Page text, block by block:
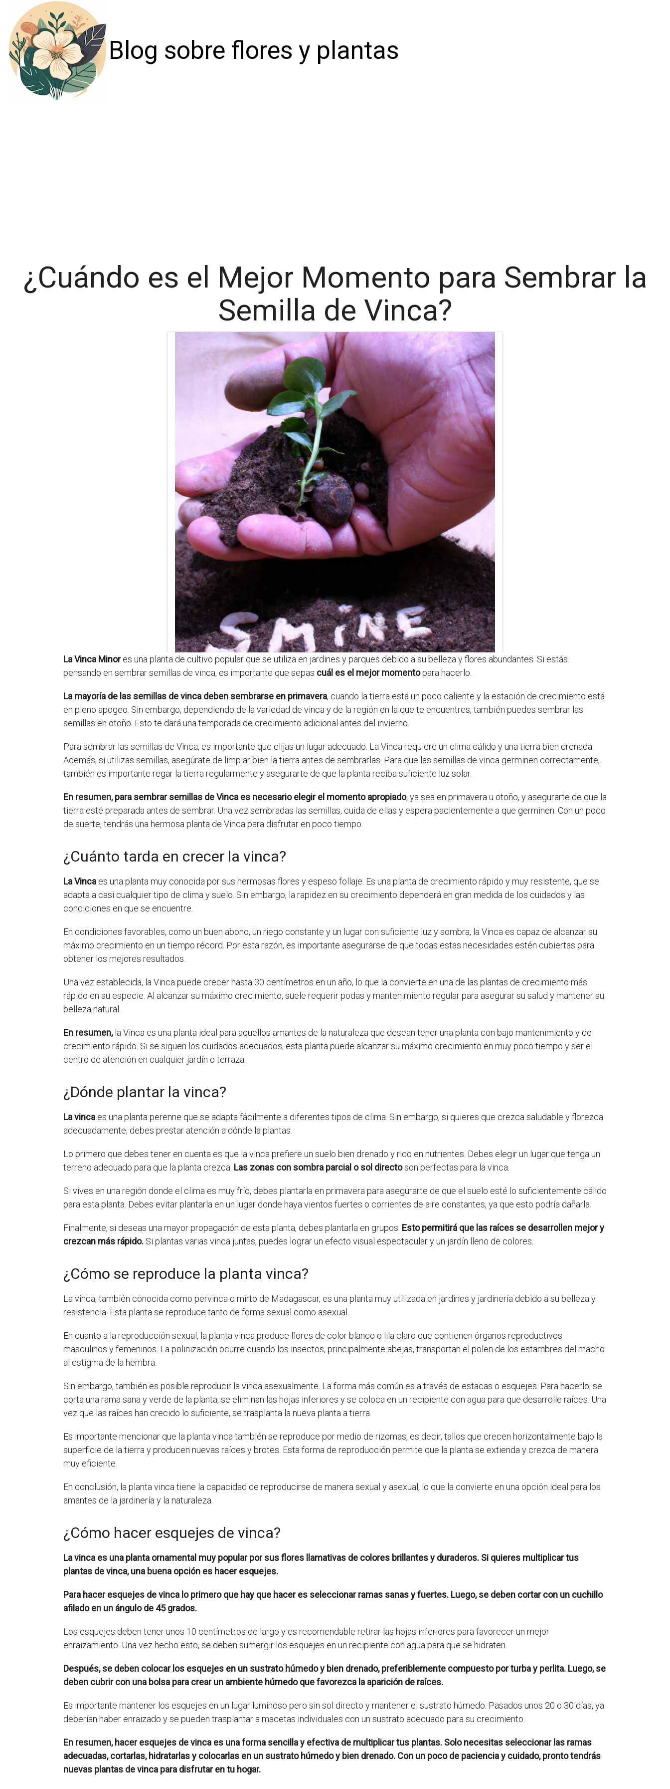
Blog sobre flores y plantas
¿Cuándo es el Mejor Momento para Sembrar la
Semilla de Vinca?
La Vinca Minores una planta de cultivo popular que se utiliza en jardines y parques debido a su belleza y flores abundantes. Si estás
pensando en sembrar semillas de vinca, es importante que sepas cuál es el mejor momentopara hacerlo.
La mayoría de las semillas de vinca deben sembrarse en primavera, cuando la tierra está un poco caliente y la estación de crecimiento está
en pleno apogeo. Sin embargo, dependiendo de la variedad de vinca y de la región en la que te encuentres, también puedes sembrar las
semillas en otoño. Esto te dará una temporada de crecimiento adicional antes del invierno.
Para sembrar las semillas de Vinca, es importante que elijas un lugar adecuado. La Vinca requiere un clima cálido y una tierra bien drenada.
Además, si utilizas semillas, asegúrate de limpiar bien la tierra antes de sembrarlas. Para que las semillas de vinca germinen correctamente,
también es importante regar la tierra regularmente y asegurarte de que la planta reciba suficiente luz solar.
En resumen, para sembrar semillas de Vinca es necesario elegir el momento apropiado, ya sea en primavera u otoño, y asegurarte de que la
tierra esté preparada antes de sembrar. Una vez sembradas las semillas, cuida de ellas y espera pacientemente a que germinen. Con un poco
de suerte, tendrás una hermosa planta de Vinca para disfrutar en poco tiempo.
¿Cuánto tarda en crecer la vinca?
La Vinca es una planta muy conocida por sus hermosas flores y espeso follaje. Es una planta de crecimiento rápido y muy resistente, que se
adapta a casi cualquier tipo de clima y suelo. Sin embargo, la rapidez en su crecimiento dependerá en gran medida de los cuidados y las
condiciones en que se encuentre.
En condiciones favorables, como un buen abono, un riego constante y un lugar con suficiente luz y sombra, la Vinca es capaz de alcanzar su
máximo crecimiento en un tiempo récord. Por esta razón, es importante asegurarse de que todas estas necesidades estén cubiertas para
obtener los mejores resultados.
Una vez establecida, la Vinca puede crecer hasta 30 centímetros en un año, lo que la convierte en una de las plantas de crecimiento más
rápido en su especie. Al alcanzar su máximo crecimiento, suele requerir podas y mantenimiento regular para asegurar su salud y mantener su
belleza natural.
En resumen,la Vinca es una planta ideal para aquellos amantes de la naturaleza que desean tener una planta con bajo mantenimiento y de
crecimiento rápido. Si se siguen los cuidados adecuados, esta planta puede alcanzar su máximo crecimiento en muy poco tiempo y ser el
centro de atención en cualquier jardín o terraza.
¿Dónde plantar la vinca?
La vinca es una planta perenne que se adapta fácilmente a diferentes tipos de clima. Sin embargo, si quieres que crezca saludable y florezca
adecuadamente, debes prestar atención a dónde la plantas.
Lo primero que debes tener en cuenta es que la vinca prefiere un suelo bien drenado y rico en nutrientes. Debes elegir un lugar que tenga un
terreno adecuado para que la planta crezca. Las zonas con sombra parcial o sol directoson perfectas para la vinca.
Si vives en una región donde el clima es muy frío, debes plantarla en primavera para asegurarte de que el suelo esté lo suficientemente cálido
para esta planta. Debes evitar plantarla en un lugar donde haya vientos fuertes o corrientes de aire constantes, ya que esto podría dañarla.
Finalmente, si deseas una mayor propagación de esta planta, debes plantarla en grupos. Esto permitirá que las raíces se desarrollen mejor y
crezcan más rápido. Si plantas varias vinca juntas, puedes lograr un efecto visual espectacular y un jardín lleno de colores.
¿Cómo se reproduce la planta vinca?
La vinca, también conocida como pervinca o mirto de Madagascar, es una planta muy utilizada en jardines y jardinería debido a su belleza y
resistencia. Esta planta se reproduce tanto de forma sexual como asexual.
En cuanto a la reproducción sexual, la planta vinca produce flores de color blanco o lila claro que contienen órganos reproductivos
masculinos y femeninos. La polinización ocurre cuando los insectos, principalmente abejas, transportan el polen de los estambres del macho
al estigma de la hembra.
Sin embargo, también es posible reproducir la vinca asexualmente. La forma más común es a través de estacas o esquejes. Para hacerlo, se
corta una rama sana y verde de la planta, se eliminan las hojas inferiores y se coloca en un recipiente con agua para que desarrolle raíces. Una
vez que las raíces han crecido lo suficiente, se trasplanta la nueva planta a tierra.
Es importante mencionar que la planta vinca también se reproduce por medio de rizomas, es decir, tallos que crecen horizontalmente bajo la
superficie de la tierra y producen nuevas raíces y brotes. Esta forma de reproducción permite que la planta se extienda y crezca de manera
muy eficiente.
En conclusión, la planta vinca tiene la capacidad de reproducirse de manera sexual y asexual, lo que la convierte en una opción ideal para los
amantes de la jardinería y la naturaleza.
¿Cómo hacer esquejes de vinca?
La vinca es una planta ornamental muy popular por sus flores llamativas de colores brillantes y duraderos. Si quieres multiplicar tus
plantas de vinca, una buena opción es hacer esquejes.
Para hacer esquejes de vinca lo primero que hay que hacer es seleccionar ramas sanas y fuertes. Luego, se deben cortar con un cuchillo
afilado en un ángulo de 45 grados.
Los esquejes deben tener unos 10 centímetros de largo y es recomendable retirar las hojas inferiores para favorecer un mejor
enraizamiento. Una vez hecho esto, se deben sumergir los esquejes en un recipiente con agua para que se hidraten.
Después, se deben colocar los esquejes en un sustrato húmedo y bien drenado, preferiblemente compuesto por turba y perlita. Luego, se
deben cubrir con una bolsa para crear un ambiente húmedo que favorezca la aparición de raíces.
Es importante mantener los esquejes en un lugar luminoso pero sin sol directo y mantener el sustrato húmedo. Pasados unos 20 o 30 días, ya
deberían haber enraizado y se pueden trasplantar a macetas individuales con un sustrato adecuado para su crecimiento.
En resumen, hacer esquejes de vinca es una forma sencilla y efectiva de multiplicar tus plantas. Solo necesitas seleccionar las ramas
adecuadas, cortarlas, hidratarlas y colocarlas en un sustrato húmedo y bien drenado. Con un poco de paciencia y cuidado, pronto tendrás
nuevas plantas de vinca para disfrutar en tu hogar.